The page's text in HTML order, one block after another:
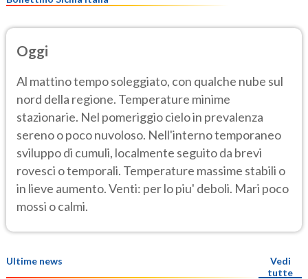
Oggi
Al mattino tempo soleggiato, con qualche nube sul
nord della regione. Temperature minime
stazionarie. Nel pomeriggio cielo in prevalenza
sereno o poco nuvoloso. Nell'interno temporaneo
sviluppo di cumuli, localmente seguito da brevi
rovesci o temporali. Temperature massime stabili o
in lieve aumento. Venti: per lo piu' deboli. Mari poco
mossi o calmi.
Ultime news
Vedi
tutte